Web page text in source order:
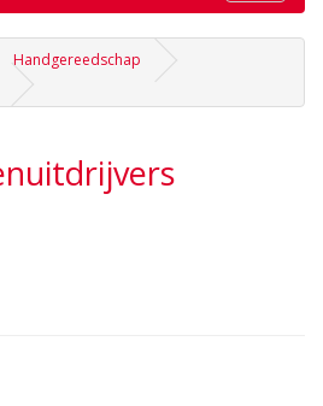
Handgereedschap